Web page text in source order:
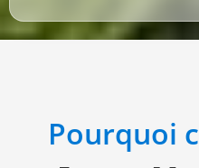
Pourquoi